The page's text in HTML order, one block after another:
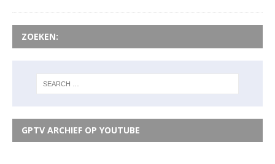
ZOEKEN:
GPTV ARCHIEF OP YOUTUBE